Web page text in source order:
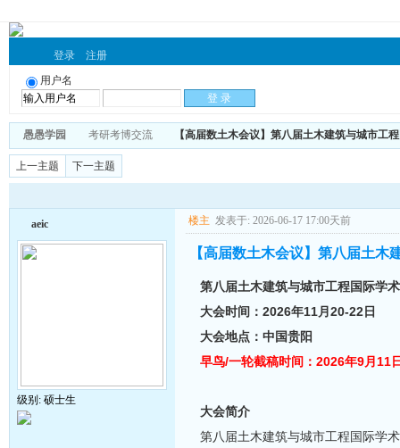
登录 注册
用户名
愚愚学园 考研考博交流 【高届数土木会议】第八届土木建筑与城市工
上一主题 下一主题
aeic
级别: 硕士生
楼主 发表于: 2026-06-17 17:00天前
【高届数土木会议】第八届土木
第八届土木建筑与城市工程国际学
大会时间：2026年11月20-22日
大会地点：中国贵阳
早鸟/一轮截稿时间：2026年9月11
大会简介
第八届土木建筑与城市工程国际学